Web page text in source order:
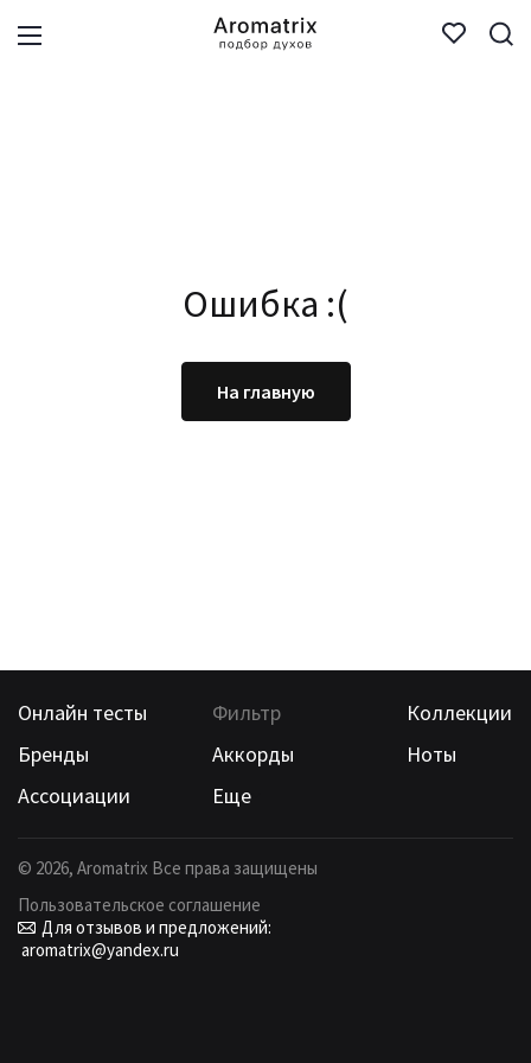
Ошибка :(
На главную
Онлайн тесты Фильтр
Коллекции
Бренды
Аккорды
Ноты
Ассоциации
Еще
© 2026, Aromatrix Все права защищены
Пользовательское соглашение
Для отзывов и предложений:
aromatrix@yandex.ru